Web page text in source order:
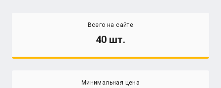
Всего на сайте
40 шт.
Минимальная цена